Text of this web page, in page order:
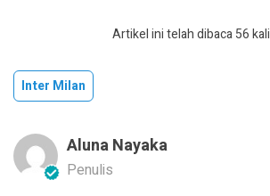
Artikel ini telah dibaca 56 kali
Inter Milan
Aluna Nayaka
Penulis